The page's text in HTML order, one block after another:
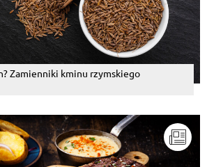
Zamienniki kminu rzymskiego